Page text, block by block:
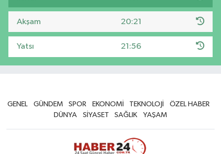
Akşam 20:21
Yatsı 21:56
GENEL GÜNDEM SPOR EKONOMİ TEKNOLOJİ
ÖZEL HABER
DÜNYA
SİYASET SAĞLIK YAŞAM